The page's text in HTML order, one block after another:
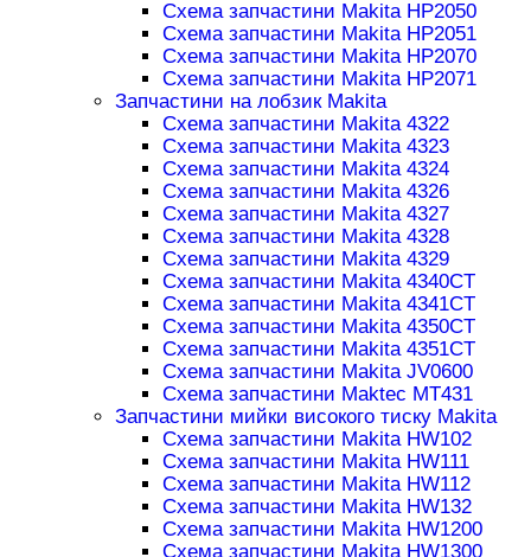
Схема запчастини Makita HP2050
Схема запчастини Makita HP2051
Схема запчастини Makita HP2070
Схема запчастини Makita HP2071
Запчастини на лобзик Makita
Схема запчастини Makita 4322
Схема запчастини Makita 4323
Схема запчастини Makita 4324
Схема запчастини Makita 4326
Схема запчастини Makita 4327
Схема запчастини Makita 4328
Схема запчастини Makita 4329
Схема запчастини Makita 4340CT
Схема запчастини Makita 4341CT
Схема запчастини Makita 4350CT
Схема запчастини Makita 4351CT
Схема запчастини Makita JV0600
Схема запчастини Maktec MT431
Запчастини мийки високого тиску Makita
Схема запчастини Makita HW102
Схема запчастини Makita HW111
Схема запчастини Makita HW112
Схема запчастини Makita HW132
Схема запчастини Makita HW1200
Схема запчастини Makita HW1300